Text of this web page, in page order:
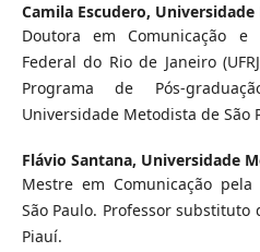
Camila Escudero, Universidade
Doutora em Comunicação e
Federal do Rio de Janeiro
Programa de Pós-
Universidade Metodista de São
Flávio Santana, Universidade
Mestre em Comunicação
São Paulo. Professor
Piauí.